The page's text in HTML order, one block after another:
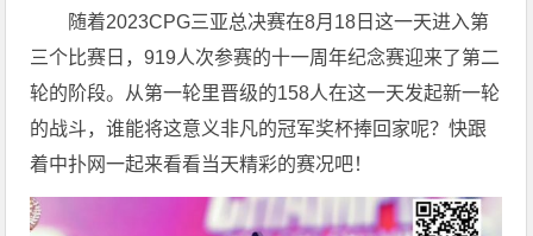
随着2023CPG三亚总决赛在8月18日这一天进入第
三个比赛日，919人次参赛的十一周年纪念赛迎来了第二
轮的阶段。从第一轮里晋级的158人在这一天发起新一轮
的战斗，谁能将这意义非凡的冠军奖杯捧回家呢？快跟
着中扑网一起来看看当天精彩的赛况吧！